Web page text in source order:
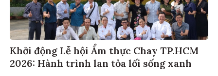
Khởi động Lễ hội Ẩm thực Chay TP.HCM
2026: Hành trình lan tỏa lối sống xanh